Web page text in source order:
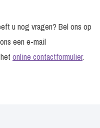
u nog vragen? Bel ons op
een e-mail
online contactformulier.